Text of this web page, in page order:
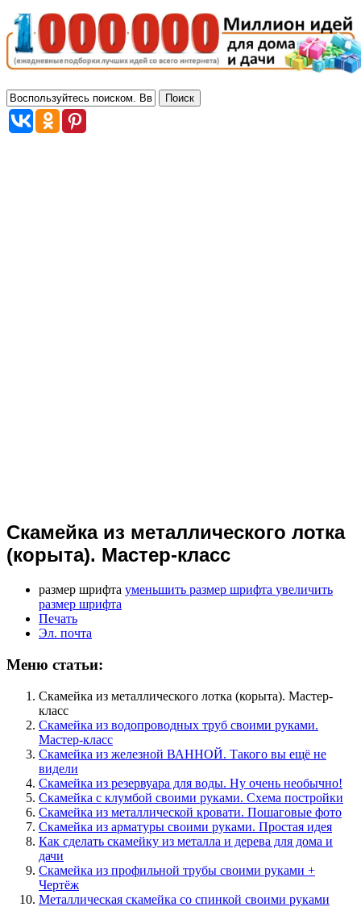
Скамейка из металлического лотка
(корыта). Мастер-класс
размер шрифта уменьшить размер шрифта увеличить
размер шрифта
Печать
Эл. почта
Меню статьи:
Скамейка из металлического лотка (корыта). Мастер-
класс
Скамейка из водопроводных труб своими руками.
Мастер-класс
Скамейка из железной ВАННОЙ. Такого вы ещё не
видели
Скамейка из резервуара для воды. Ну очень необычно!
Скамейка с клумбой своими руками. Схема постройки
Скамейка из металлической кровати. Пошаговые фото
Скамейка из арматуры своими руками. Простая идея
Как сделать скамейку из металла и дерева для дома и
дачи
Скамейка из профильной трубы своими руками +
Чертёж
Металлическая скамейка со спинкой своими руками